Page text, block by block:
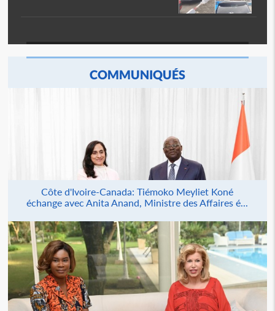
COMMUNIQUÉS
Côte d'Ivoire-Canada: Tiémoko Meyliet Koné
échange avec Anita Anand, Ministre des Affaires é...